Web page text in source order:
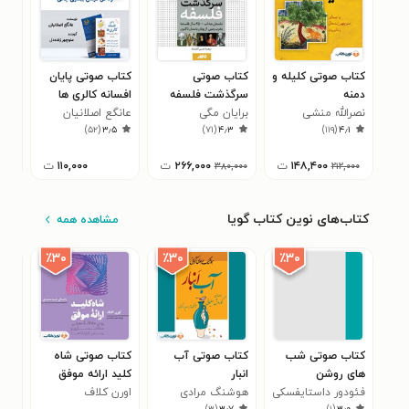
کتاب صوتی کلیله و
دمنه
ن‍ص‍رال‍ل‍ه‌ م‍ن‍ش‍ی‌
۴٫۱(۱۱۹)
۲۱۲,۰۰۰ ۱۴۸,۴۰۰ ت
کتاب صوتی
سرگذشت فلسفه
برایان مگی
۴٫۳(۷۱)
۳۸۰,۰۰۰ ۲۶۶,۰۰۰ ت
کتاب صوتی پایان
افسانه کالری ها
عانگع اصلانیان
۳٫۵(۵۲)
۱۱۰,۰۰۰ ت
کتاب‌های نوین کتاب گویا مشاهده همه
٪۳۰
کتاب صوتی شب
های روشن
فئودور داستایفسکی
٪۳۰
کتاب صوتی آب‌
انبار
هوشنگ مرادی
٪۳۰
کتاب صوتی شاه‌
کلید ارائه موفق
اورن کلاف